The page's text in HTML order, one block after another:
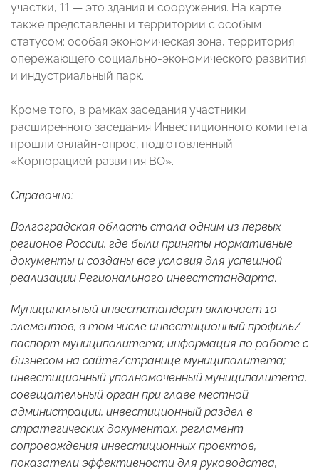
участки, 11 — это здания и сооружения. На карте
также представлены и территории с особым
статусом: особая экономическая зона, территория
опережающего социально-экономического развития
и индустриальный парк.
Кроме того, в рамках заседания участники
расширенного заседания Инвестиционного комитета
прошли онлайн-опрос, подготовленный
«Корпорацией развития ВО».
Справочно:
Волгоградская область стала одним из первых
регионов России, где были приняты нормативные
документы и созданы все условия для успешной
реализации Регионального инвестстандарта.
Муниципальный инвестстандарт включает 10
элементов, в том числе инвестиционный профиль/
паспорт муниципалитета; информация по работе с
бизнесом на сайте/странице муниципалитета;
инвестиционный уполномоченный муниципалитета,
совещательный орган при главе местной
администрации, инвестиционный раздел в
стратегических документах, регламент
сопровождения инвестиционных проектов,
показатели эффективности для руководства,